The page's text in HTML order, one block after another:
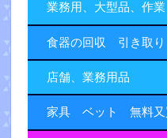
業務用、大型品、作業
食器の回収 引き取り
店舗、業務用品
家具 ベット 無料又